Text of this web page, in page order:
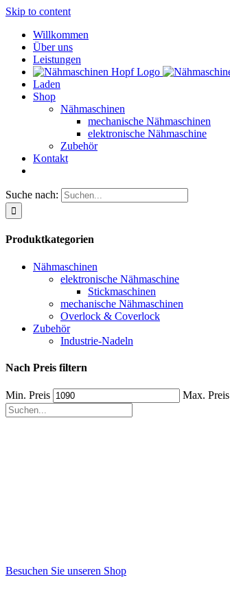
Skip to content
Willkommen
Über uns
Leistungen
Laden
Shop
Nähmaschinen
mechanische Nähmaschinen
elektronische Nähmaschine
Zubehör
Kontakt
Suche nach:
Produktkategorien
Nähmaschinen
elektronische Nähmaschine
Stickmaschinen
mechanische Nähmaschinen
Overlock & Coverlock
Zubehör
Industrie-Nadeln
Nach Preis filtern
Min. Preis Max. Preis
Besuchen Sie unseren Shop